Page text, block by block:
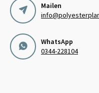
Mailen
WhatsApp
0344-228104